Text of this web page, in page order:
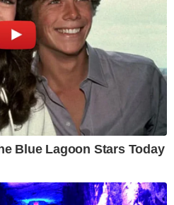
Blue Lagoon Stars Today